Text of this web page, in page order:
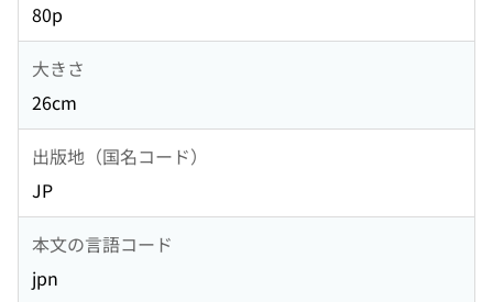
80p
大きさ
26cm
出版地（国名コード）
JP
本文の言語コード
jpn